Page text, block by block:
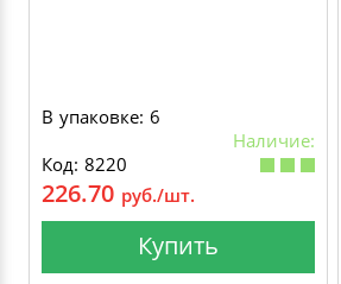
В упаковке: 6
Наличие:
Код: 8220
226.70 руб./шт.
Купить